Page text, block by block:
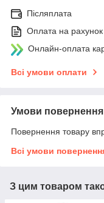
Післяплата
Оплата на рахунок
Онлайн-оплата
Всі умови оплати
Умови повернення
Повернення товару
Всі умови
З цим товаром